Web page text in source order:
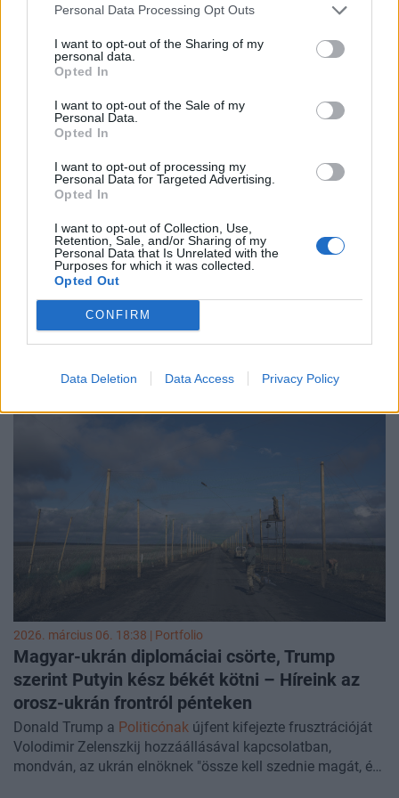
Personal Data Processing Opt Outs
I want to opt-out of the Sharing of my
personal data.
Opted In
I want to opt-out of the Sale of my
Personal Data.
Opted In
I want to opt-out of processing my
Personal Data for Targeted Advertising.
Opted In
I want to opt-out of Collection, Use,
Retention, Sale, and/or Sharing of my
Personal Data that Is Unrelated with the
Purposes for which it was collected.
Opted Out
CONFIRM
Data Deletion Data Access Privacy Policy
Magyarország és Ukrajna között – szúrta ki az osztrák APA
közleményét
2026. március 06. 19:26 | Portfolio
Szabadon engedték az ukrán pénzszállítókat,
már át is lépték a határt
Andrij Szibiha ukrán külügyminiszter pénteken közölte,
ukrán állampolgár szabadon bocsátását. A pénz viszont
2026. március 06. 18:38 | Portfolio
Magyar-ukrán diplomáciai csörte, Trump
szerint Putyin kész békét kötni – Híreink az
orosz-ukrán frontról pénteken
Donald Trump a Politicónak újfent kifejezte frusztrációját
Volodimir Zelenszkij hozzáállásával kapcsolatban,
mondván, az ukrán elnöknek "össze kell szednie magát, és